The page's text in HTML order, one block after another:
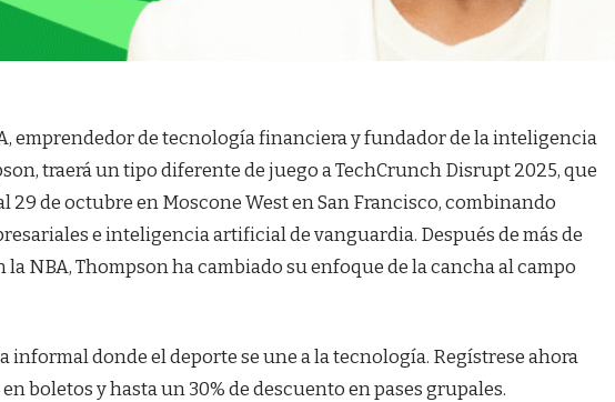
emprendedor de tecnología financiera y fundador de la inteligencia
traerá un tipo diferente de juego a TechCrunch Disrupt 2025, que
29 de octubre en Moscone West en San Francisco, combinando
e inteligencia artificial de vanguardia. Después de más de
NBA, Thompson ha cambiado su enfoque de la cancha al campo
informal donde el deporte se une a la tecnología. Regístrese ahora
boletos y hasta un 30% de descuento en pases grupales.